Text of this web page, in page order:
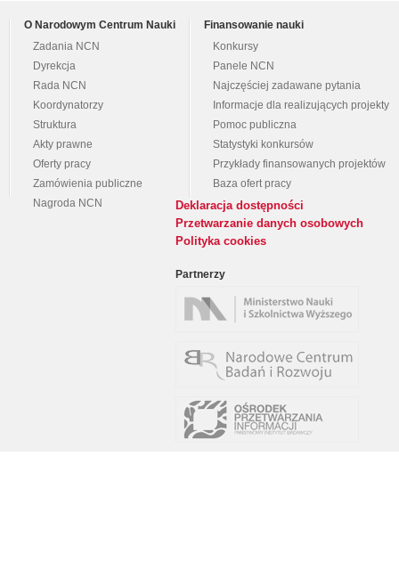
O Narodowym Centrum Nauki
Zadania NCN
Dyrekcja
Rada NCN
Koordynatorzy
Struktura
Akty prawne
Oferty pracy
Zamówienia publiczne
Nagroda NCN
Finansowanie nauki
Konkursy
Panele NCN
Najczęściej zadawane pytania
Informacje dla realizujących projekty
Pomoc publiczna
Statystyki konkursów
Przykłady finansowanych projektów
Baza ofert pracy
Deklaracja dostępności
Przetwarzanie danych osobowych
Polityka cookies
Partnerzy